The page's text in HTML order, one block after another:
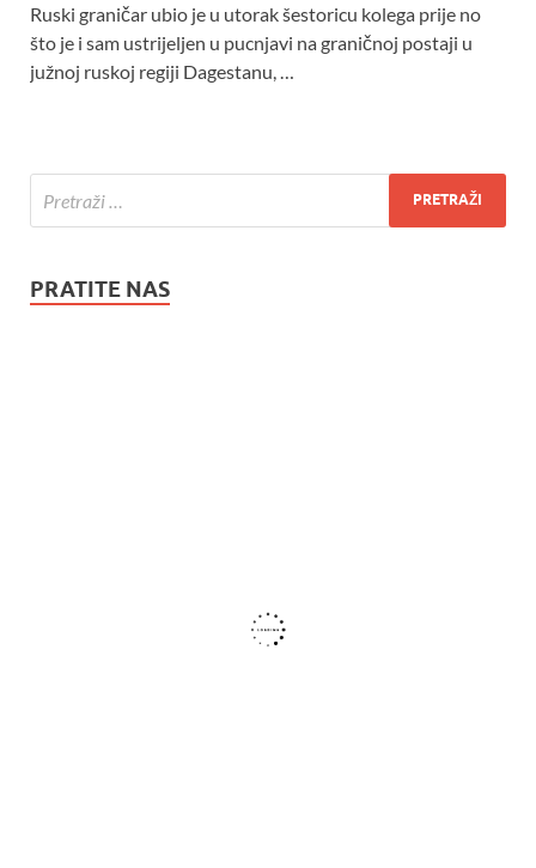
Ruski graničar ubio je u utorak šestoricu kolega prije no
što je i sam ustrijeljen u pucnjavi na graničnoj postaji u
južnoj ruskoj regiji Dagestanu, …
PRATITE NAS